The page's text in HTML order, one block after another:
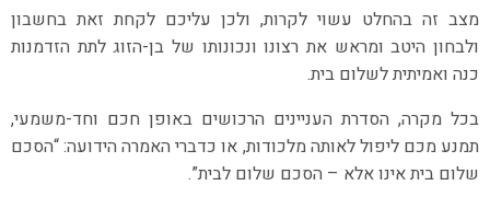
מצב זה בהחלט עשוי לקרות, ולכן עליכם לקחת זאת בחשבון
ולבחון היטב ומראש את רצונו ונכונותו של בן-הזוג לתת הזדמנות
כנה ואמיתית לשלום בית.
בכל מקרה, הסדרת העניינים הרכושים באופן חכם וחד-משמעי,
תמנע מכם ליפול לאותה מלכודות, או כדברי האמרה הידועה: “הסכם
שלום בית אינו אלא – הסכם שלום לבית”.